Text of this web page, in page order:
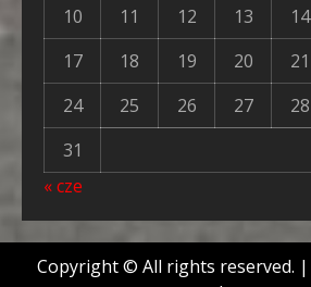
10
11 12 13 14
17
18 19 20 21
24
25 26 27 28
31
« cze
Copyright © All rights reserved. |